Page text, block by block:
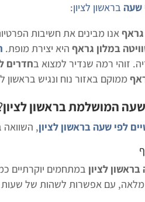
שעה בראשון לציון:
גראףאנו מבינים את חשיבות
במלון גראף היא יצירת מופת.
זוהי רמה שנדיר למצוא בחדרים
ממוקם באזור נוח ונגיש בראשון
שעה המושלמת בראשון לציון
לפי שעה בראשון לציון, השוואה
לציון במתחמים יוקרתיים
מלאה, עם אפשרות לשהות של שעות